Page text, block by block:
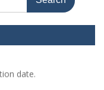
date.